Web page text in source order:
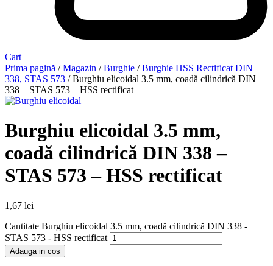
Cart
Prima pagină /Magazin /Burghie /Burghie HSS Rectificat DIN
338, STAS 573 / Burghiu elicoidal 3.5 mm, coadă cilindrică DIN
338 – STAS 573 – HSS rectificat
Burghiu elicoidal 3.5 mm,
coadă cilindrică DIN 338 –
STAS 573 – HSS rectificat
1,67 lei
Cantitate Burghiu elicoidal 3.5 mm, coadă cilindrică DIN 338 -
STAS 573 - HSS rectificat
Adauga in cos